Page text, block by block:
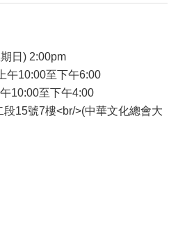
日) 2:00pm
午10:00至下午6:00
10:00至下午4:00
段15號7樓<br/>(中華文化總會大